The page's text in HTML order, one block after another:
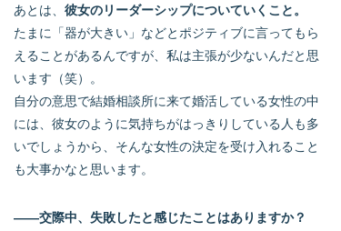
あとは、 彼女のリーダーシップについていくこと。
たまに「器が大きい」などとポジティブに言ってもら
えることがあるんですが、私は主張が少ないんだと思
います（笑）。
自分の意思で結婚相談所に来て婚活している女性の中
には、彼女のように気持ちがはっきりしている人も多
いでしょうから、そんな女性の決定を受け入れること
も大事かなと思います。
――交際中、失敗したと感じたことはありますか？